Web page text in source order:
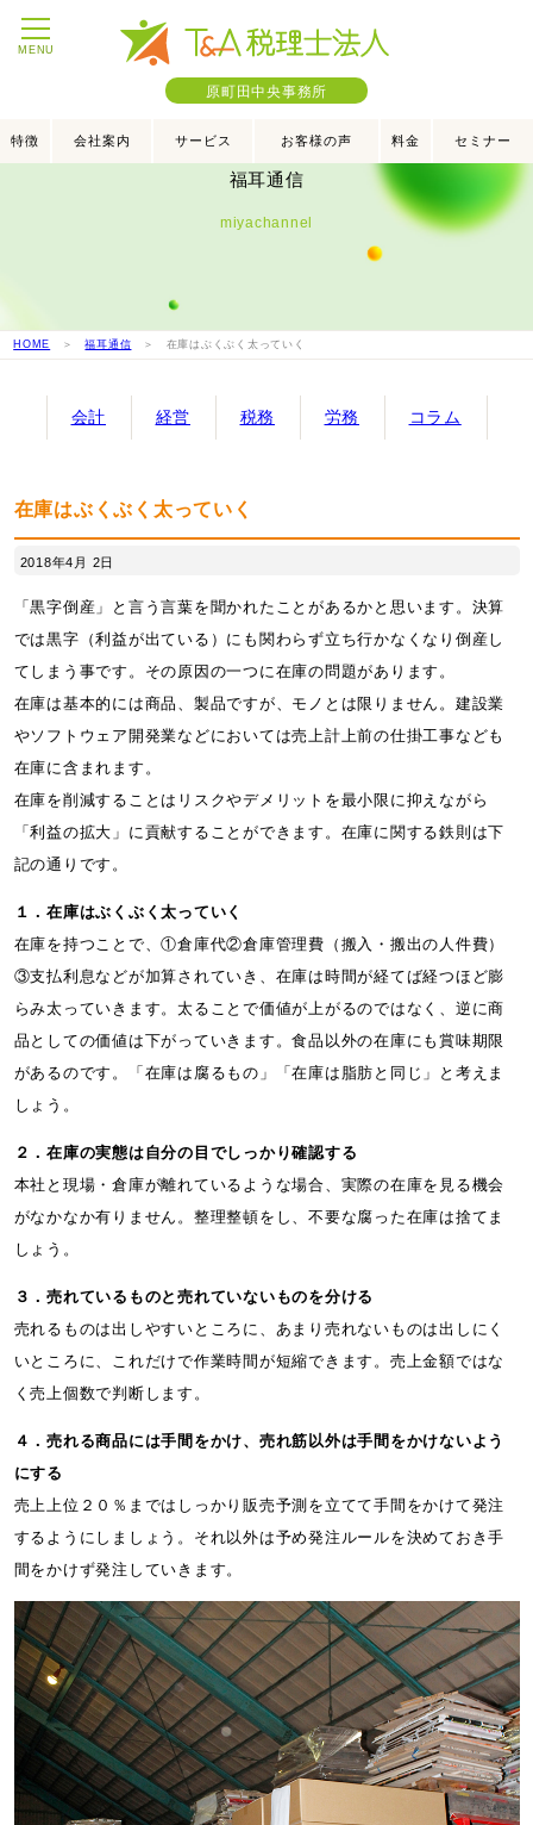
MENU
原町田中央事務所
特徴 会社案内 サービス お客様の声 料金 セミナー
福耳通信
miyachannel
HOME ＞福耳通信 ＞ 在庫はぶくぶく太っていく
会計 経営 税務 労務 コラム
在庫はぶくぶく太っていく
2018年4月 2日
「黒字倒産」と言う言葉を聞かれたことがあるかと思います。決算
では黒字（利益が出ている）にも関わらず立ち行かなくなり倒産し
てしまう事です。その原因の一つに在庫の問題があります。
在庫は基本的には商品、製品ですが、モノとは限りません。建設業
やソフトウェア開発業などにおいては売上計上前の仕掛工事なども
在庫に含まれます。
在庫を削減することはリスクやデメリットを最小限に抑えながら
「利益の拡大」に貢献することができます。在庫に関する鉄則は下
記の通りです。
１．在庫はぶくぶく太っていく
在庫を持つことで、①倉庫代②倉庫管理費（搬入・搬出の人件費）
③支払利息などが加算されていき、在庫は時間が経てば経つほど膨
らみ太っていきます。太ることで価値が上がるのではなく、逆に商
品としての価値は下がっていきます。食品以外の在庫にも賞味期限
があるのです。「在庫は腐るもの」「在庫は脂肪と同じ」と考えま
しょう。
２．在庫の実態は自分の目でしっかり確認する
本社と現場・倉庫が離れているような場合、実際の在庫を見る機会
がなかなか有りません。整理整頓をし、不要な腐った在庫は捨てま
しょう。
３．売れているものと売れていないものを分ける
売れるものは出しやすいところに、あまり売れないものは出しにく
いところに、これだけで作業時間が短縮できます。売上金額ではな
く売上個数で判断します。
４．売れる商品には手間をかけ、売れ筋以外は手間をかけないよう
にする
売上上位２０％まではしっかり販売予測を立てて手間をかけて発注
するようにしましょう。それ以外は予め発注ルールを決めておき手
間をかけず発注していきます。